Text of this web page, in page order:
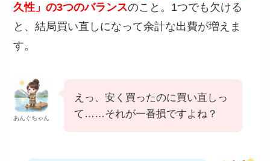
久性」の3つのバランスのこと。1つでも欠ける
と、結局買い直しになって余計な出費が増えま
す。
あんぐちゃん
えっ、安く買ったのに買い直しっ
て……それが一番損ですよね？